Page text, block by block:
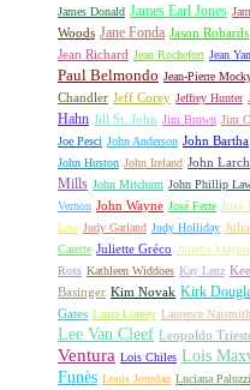
James Donald James Earl Jones
Woods Jane Fonda Jason Robards
Jean Richard Jean Rochefort Jean
Paul Belmondo Jean-Pierre
Chandler Jeff Corey Jeffrey Hunter
Hahn Jill St. John Jim Brown Jim
Joe Pesci John Anderson John Bartha
John Huston John Ireland John Larch
Mills John Mitchum John Phillip
Vernon John Wayne José Ferre José
Law Judy Garland Judy Holliday
Carette Juliette Gréco Juliette
Ross Kathleen Widdoes Kay Lenz
Basinger Kim Novak Kirk
Gates Laura Linney Laurence Naismith
Lee Van Cleef Leopoldo
Ventura Lois Chiles Lois
Funès Louis Jourdan Luciana Paluzzi